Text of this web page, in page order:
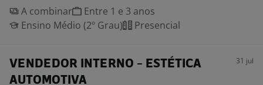
A combinar
Entre 1 e 3 anos
Ensino Médio (2º Grau)
Presencial
VENDEDOR INTERNO - ESTÉTICA
AUTOMOTIVA
31 jul